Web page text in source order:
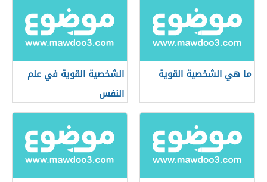
ما هي الشخصية القوية
الشخصية القوية في علم
النفس